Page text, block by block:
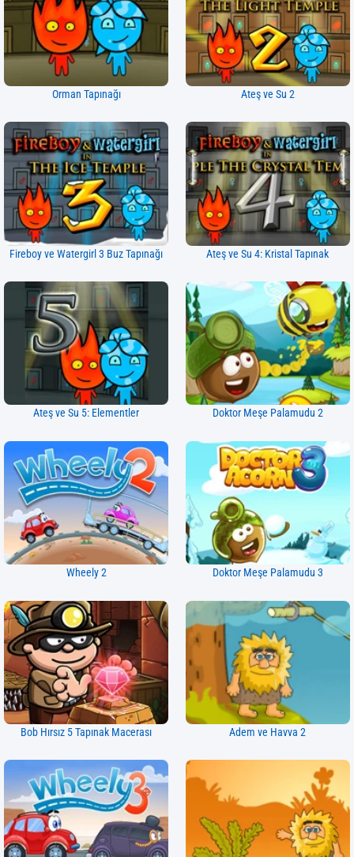
Orman Tapınağı Ateş ve Su 2
Fireboy ve Watergirl 3 Buz Tapınağı Ateş ve Su 4: Kristal Tapınak
Ateş ve Su 5: Elementler Doktor Meşe Palamudu 2
Wheely 2 Doktor Meşe Palamudu 3
Bob Hırsız 5 Tapınak Macerası Adem ve Havva 2